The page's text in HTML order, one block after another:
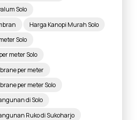
Solo
Harga Kanopi Murah Solo
Solo
meter Solo
per meter
per meter Solo
di Solo
Ruko di Sukoharjo